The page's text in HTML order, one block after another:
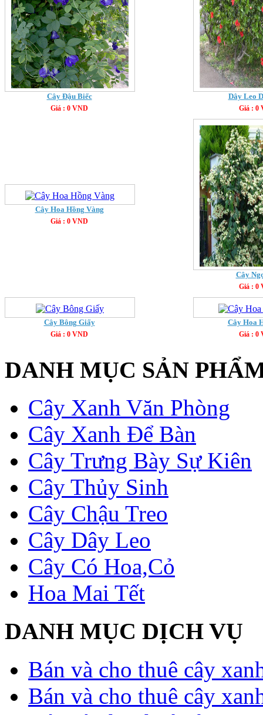
Cây Đậu Biếc
Giá : 0 VND
Dây Leo
Giá : 0
Cây Hoa Hồng Vàng
Giá : 0 VND
Cây
Giá : 0
Cây Bông Giấy
Giá : 0 VND
Cây Hoa
Giá : 0
DANH MỤC SẢN
Cây Xanh Văn Phòng
Cây Xanh Để Bàn
Cây Trưng Bày Sự Kiên
Cây Thủy Sinh
Cây Chậu Treo
Cây Dây Leo
Cây Có Hoa,Cỏ
Hoa Mai Tết
DANH MỤC DỊCH VỤ
Bán và cho thuê cây
Bán và cho thuê cây